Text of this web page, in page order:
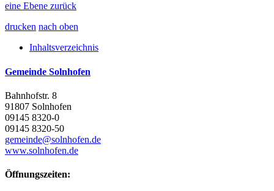
eine Ebene zurück
drucken nach oben
Inhaltsverzeichnis
Gemeinde Solnhofen
Bahnhofstr. 8
91807 Solnhofen
09145 8320-0
09145 8320-50
gemeinde@solnhofen.de
www.solnhofen.de
Öffnungszeiten: